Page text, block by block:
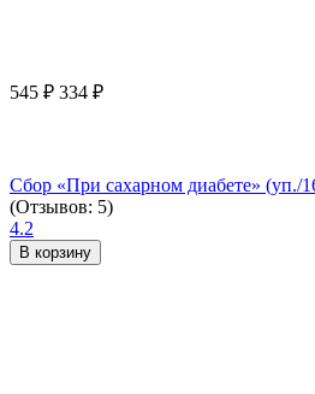
545 ₽ 334 ₽
Сбор «При сахарном диабете» (уп./
(Отзывов: 5)
4.2
В корзину